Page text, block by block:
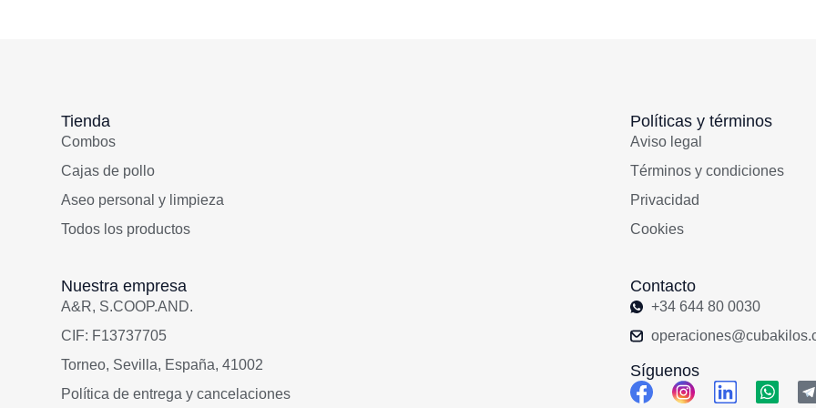
Tienda
Combos
Cajas de pollo
Aseo personal y limpieza
Todos los productos
Políticas y términos
Aviso legal
Términos y condiciones
Privacidad
Cookies
Nuestra empresa
A&R, S.COOP.AND.
CIF: F13737705
Torneo, Sevilla, España, 41002
Política de entrega y cancelaciones
Contacto
+34 644 80 0030
Síguenos